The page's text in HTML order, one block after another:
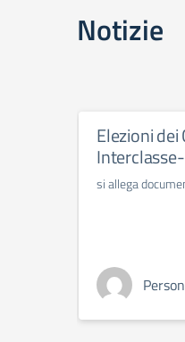
Notizie
Elezioni dei
si allega